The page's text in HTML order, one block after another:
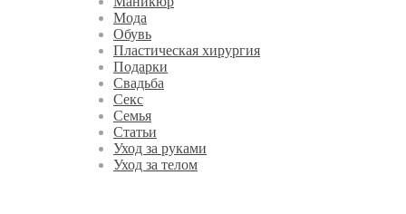
Мода
Обувь
Пластическая хирургия
Подарки
Свадьба
Секс
Семья
Статьи
Уход за руками
Уход за телом